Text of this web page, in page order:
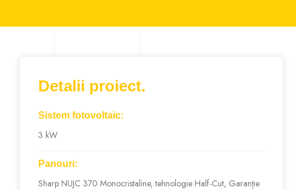
Detalii proiect.
Sistem fotovoltaic:
3 kW
Panouri:
Sharp NUJC 370 Monocristaline, tehnologie Half-Cut, Garanție